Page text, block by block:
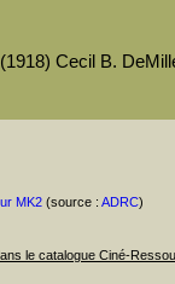
(1918) Cecil B.
MK2 (source : ADRC)
le catalogue Ciné-